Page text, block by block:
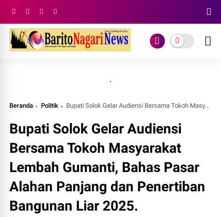
.
Beranda Politik Bupati Solok Gelar Audiensi Bersama Tokoh Masyarakat Lembah Gumanti, Bahas Pasar Alahan Panjang dan Penertiban Bangunan Liar 2025.
Bupati Solok Gelar Audiensi
Bersama Tokoh Masyarakat
Lembah Gumanti, Bahas Pasar
Alahan Panjang dan Penertiban
Bangunan Liar 2025.